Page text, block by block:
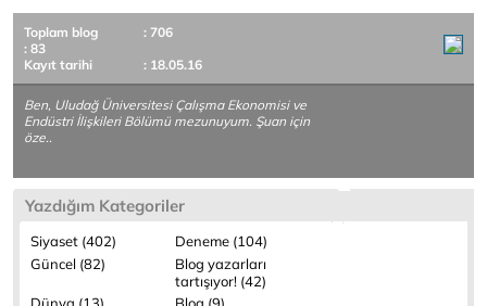
Toplam blog
: 706
: 83
Kayıt tarihi
: 18.05.16
Ben, Uludağ Üniversitesi Çalışma Ekonomisi ve
Endüstri İlişkileri Bölümü mezunuyum. Şuan için
öze..
Yazdığım Kategoriler
Siyaset (402)
Deneme (104)
Güncel (82)
Blog yazarları
tartışıyor! (42)